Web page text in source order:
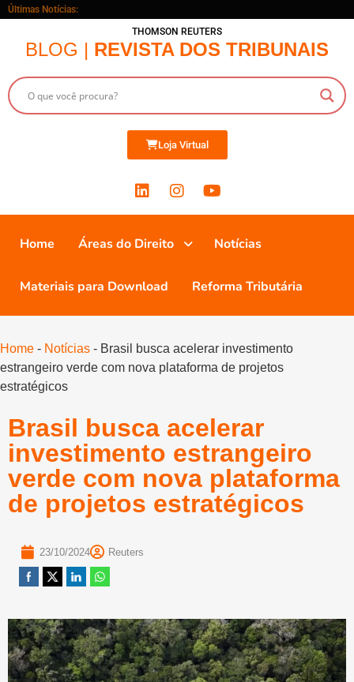
Últimas Notícias:
THOMSON REUTERS
BLOG | REVISTA DOS TRIBUNAIS
Loja Virtual
Home Áreas do Direito Notícias
Materiais para Download Reforma Tributária
Home - Notícias - Brasil busca acelerar investimento
estrangeiro verde com nova plataforma de projetos
estratégicos
Brasil busca acelerar
investimento estrangeiro
verde com nova plataforma
de projetos estratégicos
23/10/2024 Reuters